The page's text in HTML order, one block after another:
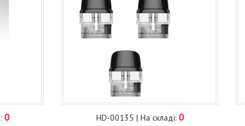
0 HD-00135 | На складі:0